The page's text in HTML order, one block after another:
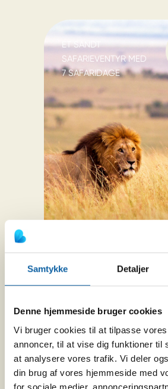
Samtykke Detaljer
Denne hjemmeside bruger cookies
Vi bruger cookies til at tilpasse
annoncer, til at vise dig funktioner til
at analysere vores trafik. Vi deler
din brug af vores hjemmeside med
for sociale medier,
ET SANDT
SAFARIEVENTYR MED
7 SAFARIDAGE
Frakr 23.999
Drømmer du om en
indkvartering på de
Kenyas mest fantastiske
Så tag med på denne